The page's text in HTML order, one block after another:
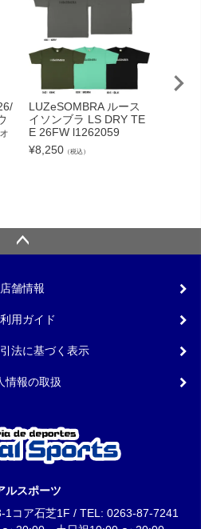
LUZeSOMBRA ルース
イソンブラ LS DRY TE
E 26FW l1262059
¥8,250 （税込）
店舗情報
用ガイド
法に基づく表示
情報の取扱
ルスポーツ
1コア石芝1F / TEL: 0263-87-7241